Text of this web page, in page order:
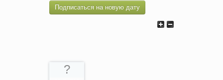
Подписаться на новую дату
?